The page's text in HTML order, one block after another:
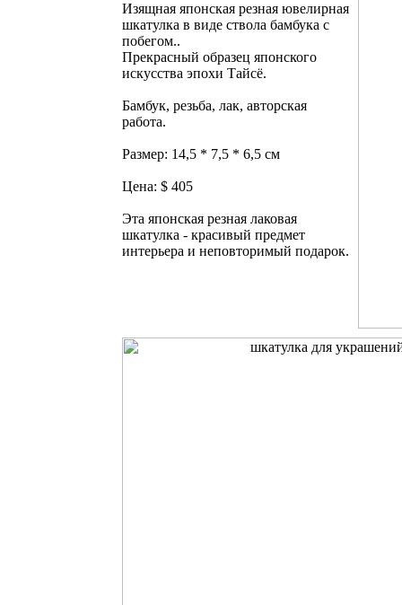
Изящная японская резная ювелирная
шкатулка в виде ствола бамбука с
побегом..
Прекрасный образец японского
искусства эпохи Тайсё.
Бамбук, резьба, лак, авторская
работа.
Размер: 14,5 * 7,5 * 6,5 см
Цена: $ 405
Эта японская резная лаковая
шкатулка - красивый предмет
интерьера и неповторимый подарок.